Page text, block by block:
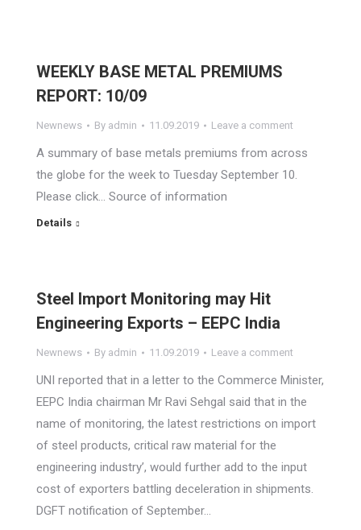
WEEKLY BASE METAL PREMIUMS
REPORT: 10/09
Newnews By admin 11.09.2019 Leave a comment
A summary of base metals premiums from across
the globe for the week to Tuesday September 10.
Please click… Source of information
Details
Steel Import Monitoring may Hit
Engineering Exports – EEPC India
Newnews By admin 11.09.2019 Leave a comment
UNI reported that in a letter to the Commerce Minister,
EEPC India chairman Mr Ravi Sehgal said that in the
name of monitoring, the latest restrictions on import
of steel products, critical raw material for the
engineering industry’, would further add to the input
cost of exporters battling deceleration in shipments.
DGFT notification of September…